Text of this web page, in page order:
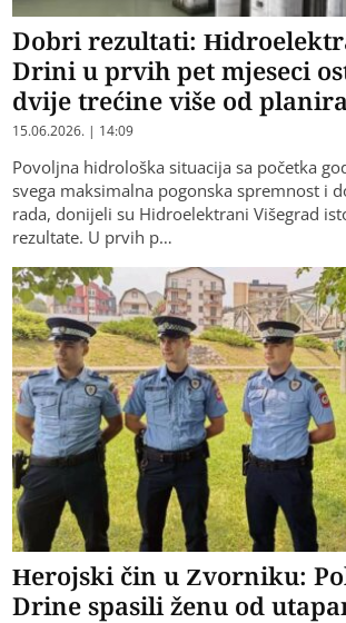
Dobri rezultati:
Drini u prvih pet mjeseci
dvije trećine više od
15.06.2026. | 14:09
Povoljna hidrološka situacija sa početka
svega maksimalna pogonska spremnost i
rada, donijeli su Hidroelektrani Višegrad
rezultate. U prvih p…
Herojski čin u Zvorniku:
Drine spasili ženu od